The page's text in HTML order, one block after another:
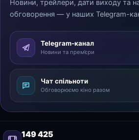
Новини, трейлери, дати виходу та
обговорення — у наших Telegram-
Telegram-канал
Новини та прем’єри
Чат спільноти
Обговорюємо кіно разом
149 425